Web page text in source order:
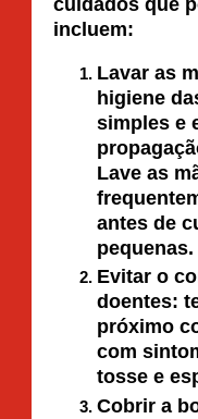
incluem:
Lavar as
higiene
simples e
Lave as
antes de
pequenas.
Evitar o
doentes:
próximo
com
tosse e
Cobrir a